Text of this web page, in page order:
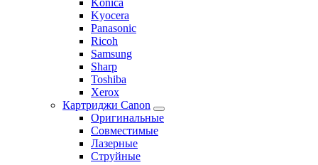
Konica
Kyocera
Panasonic
Ricoh
Samsung
Sharp
Toshiba
Xerox
Картриджи Canon
Оригинальные
Совместимые
Лазерные
Струйные